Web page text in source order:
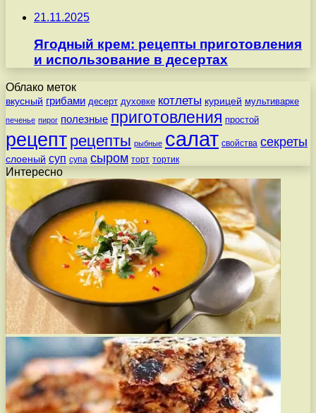
21.11.2025
Ягодный крем: рецепты приготовления
и использование в десертах
Облако меток
вкусный грибами десерт духовке котлеты курицей мультиварке
печенье пирог полезные приготовления простой
рецепт рецепты рыбные салат свойства секреты
слоеный суп супа сыром торт тортик
Интересно